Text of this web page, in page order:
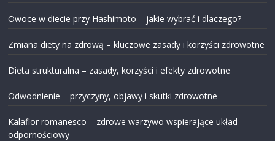
Owoce w diecie przy Hashimoto – jakie wybrać i dlaczego?
Zmiana diety na zdrową – kluczowe zasady i korzyści zdrowotne
Dieta strukturalna – zasady, korzyści i efekty zdrowotne
Odwodnienie – przyczyny, objawy i skutki zdrowotne
Kalafior romanesco – zdrowe warzywo wspierające układ
odpornościowy